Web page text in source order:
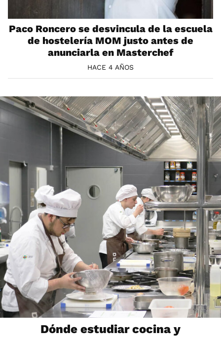
Paco Roncero se desvincula de la escuela
de hostelería MOM justo antes de
anunciarla en Masterchef
HACE 4 AÑOS
Dónde estudiar cocina y